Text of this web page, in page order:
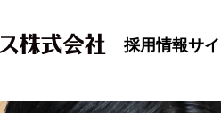
採用情報サイ